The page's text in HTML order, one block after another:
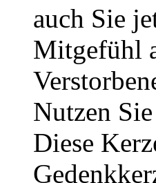
auch Sie
Mitgefühl
Nutzen
Diese